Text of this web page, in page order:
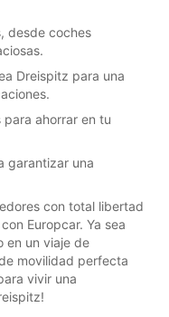
desde coches
Dreispitz para una
ahorrar en tu
garantizar una
con total libertad
Europcar. Ya sea
en un viaje de
movilidad perfecta
vivir una